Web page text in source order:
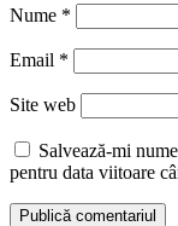
Nume *
Email *
Site web
Salvează-mi
pentru data viitoare